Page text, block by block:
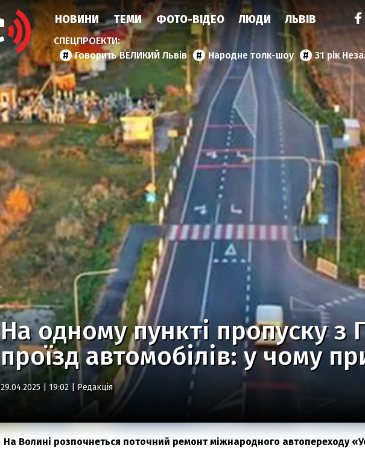
НОВИНИ ТЕМИ ФОТО-ВІДЕО ЛЮДИ ЛЬВІВ
Говорить ВЕЛИКИЙ Львів Народне толк-шоу 31 рік
На одному пункті пропуску
проїзд автомобілів: у чому
29.04.2025 | 19:02 | Редакція
На Волині розпочнеться поточний ремонт міжнародного автопереходу